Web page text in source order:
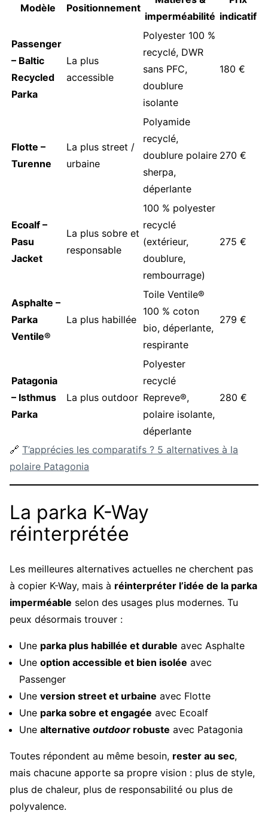
Modèle Positionnement
imperméabilité indicatif
Passenger
– Baltic
Recycled
Parka
La plus
accessible
Polyester 100 %
recyclé, DWR
sans PFC,
doublure
isolante
180 €
Flotte –
Turenne
La plus street /
urbaine
Polyamide
recyclé,
doublure polaire
sherpa,
déperlante
270 €
Ecoalf –
Pasu
Jacket
La plus sobre et
responsable
100 % polyester
recyclé
(extérieur,
doublure,
rembourrage)
275 €
Asphalte –
Parka
Ventile®
La plus habillée
Toile Ventile®
100 % coton
bio, déperlante,
respirante
279 €
Patagonia
– Isthmus
Parka
La plus outdoor
Polyester
recyclé
Repreve®,
polaire isolante,
déperlante
280 €
🔗 T’apprécies les comparatifs ? 5 alternatives à la
polaire Patagonia
La parka K-Way
réinterprétée
Les meilleures alternatives actuelles ne cherchent pas
à copier K-Way, mais à réinterpréter l’idée de la parka
imperméable selon des usages plus modernes. Tu
peux désormais trouver :
Une parka plus habillée et durable avec Asphalte
Une option accessible et bien isolée avec
Passenger
Une version street et urbaine avec Flotte
Une parka sobre et engagée avec Ecoalf
Une alternative outdoor robuste avec Patagonia
Toutes répondent au même besoin, rester au sec,
mais chacune apporte sa propre vision : plus de style,
plus de chaleur, plus de responsabilité ou plus de
polyvalence.